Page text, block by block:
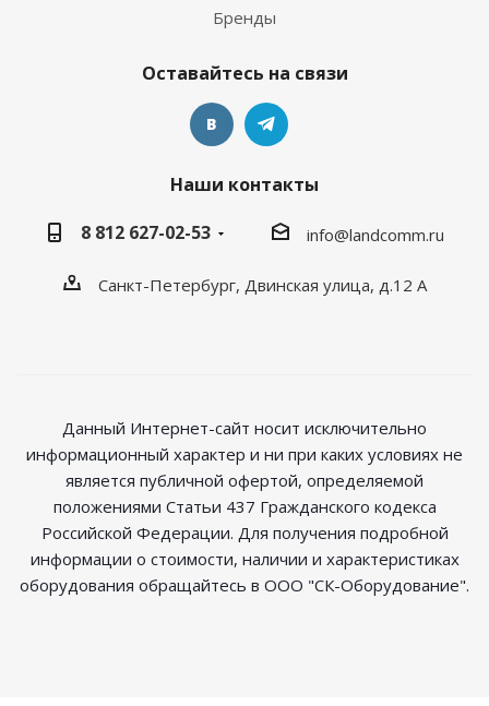
Бренды
Оставайтесь на связи
Наши контакты
8 812 627-02-53
info@landcomm.ru
Санкт-Петербург, Двинская улица, д.12 А
Данный Интернет-сайт носит исключительно
информационный характер и ни при каких условиях не
является публичной офертой, определяемой
положениями Статьи 437 Гражданского кодекса
Российской Федерации. Для получения подробной
информации о стоимости, наличии и характеристиках
оборудования обращайтесь в ООО "СК-Оборудование".